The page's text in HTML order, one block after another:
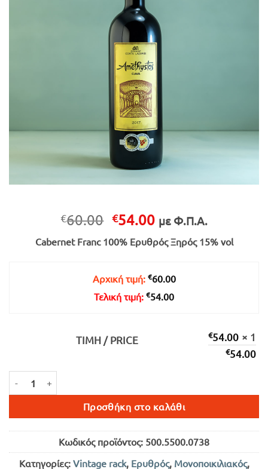
€60.00 Original
was:
€54.00Η
τρέχουσα
τιμή
€54.00.
με Φ.Π.Α.
Cabernet Franc 100% Ερυθρός Ξηρός 15% vol
Αρχική τιμή: €60.00
Τελική τιμή: €54.00
ΤΙΜΉ / PRICE €54.00 × 1
€54.00
Προσθήκη στο καλάθι
Κωδικός προϊόντος: 500.5500.0738
Κατηγορίες: Vintage rack, Ερυθρός, Μονοποικιλιακός,